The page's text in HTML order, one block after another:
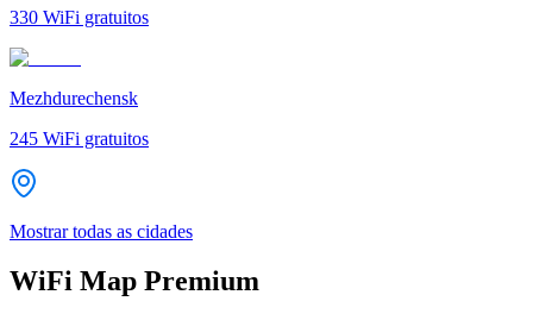
330 WiFi gratuitos
Mezhdurechensk
245 WiFi gratuitos
Mostrar todas as cidades
WiFi Map Premium